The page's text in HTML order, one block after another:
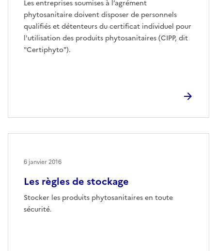
Les entreprises soumises à l’agrément
phytosanitaire doivent disposer de personnels
qualifiés et détenteurs du certificat individuel pour
l'utilisation des produits phytosanitaires (CIPP, dit
"Certiphyto").
Les règles de stockage
Stocker les produits phytosanitaires en toute
sécurité.
6 janvier 2016